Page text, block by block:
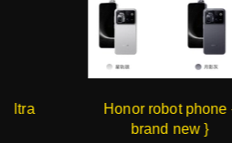
Honor robot phone {
brand new }